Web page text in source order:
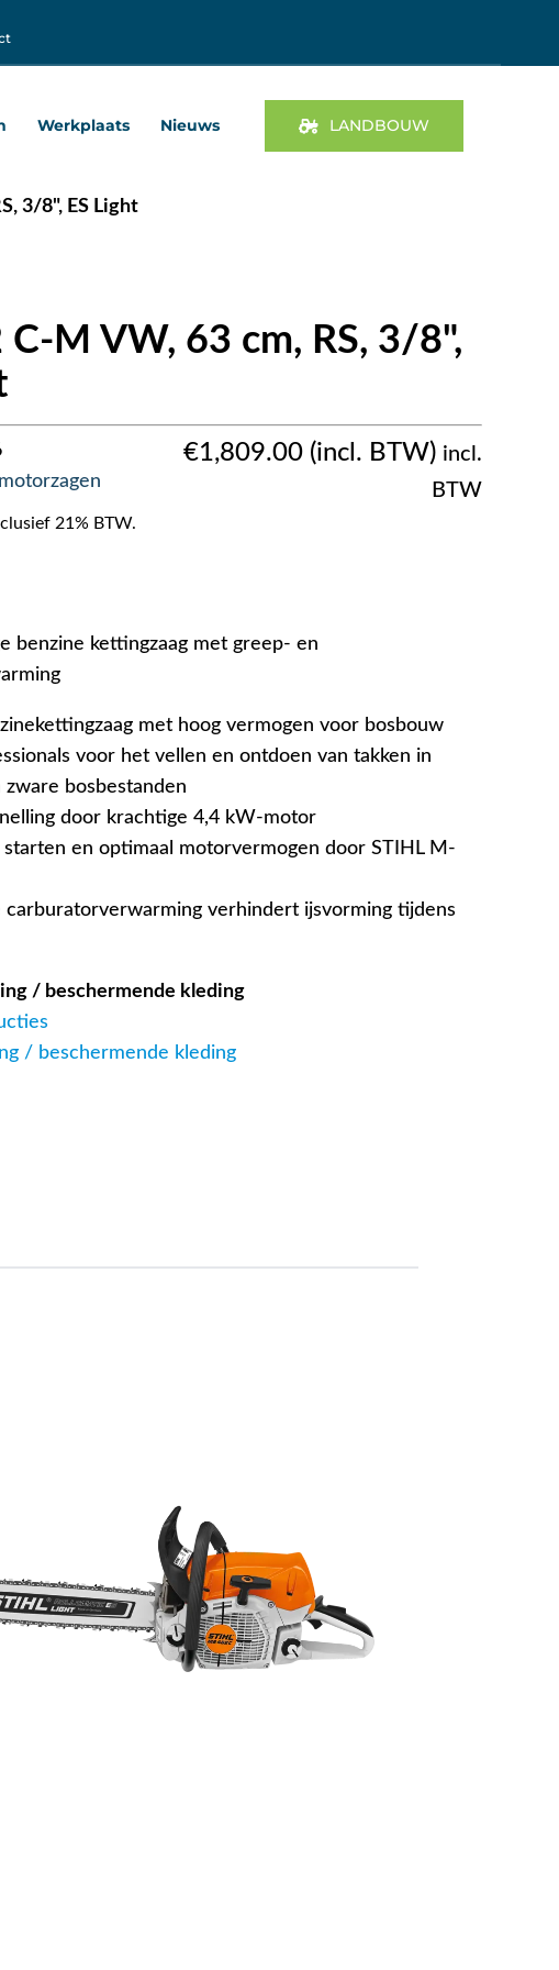
Werkplaats Nieuws LANDBOUW
3/8", ES Light
C-M VW, 63 cm, RS, 3/8",
€1,809.00
incl.
BTW
21% BTW.
benzine kettingzaag met greep- en
met hoog vermogen voor bosbouw
voor het vellen en ontdoen van takken in
bosbestanden
door krachtige 4,4 kW-motor
starten en optimaal motorvermogen door STIHL M-
carburatorverwarming verhindert ijsvorming tijdens
/ beschermende kleding
/ beschermende kleding